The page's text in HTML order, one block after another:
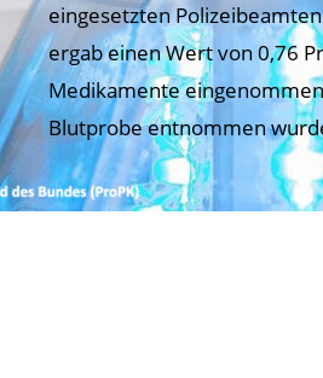
eingesetzten
ergab einen Wert von 0,76
Medikamente
Blutprobe entnommen